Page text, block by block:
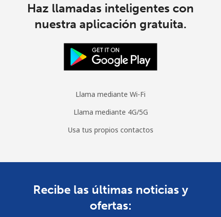
Haz llamadas inteligentes con
nuestra aplicación gratuita.
Llama mediante Wi-Fi
Llama mediante 4G/5G
Usa tus propios contactos
Recibe las últimas noticias y
ofertas: